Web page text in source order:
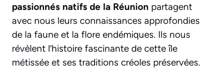
passionnés natifs de la Réunion partagent
avec nous leurs connaissances approfondies
de la faune et la flore endémiques. Ils nous
révèlent l’histoire fascinante de cette île
métissée et ses traditions créoles préservées.